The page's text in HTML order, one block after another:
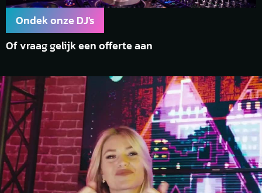
Ondek onze DJ's
Of vraag gelijk een offerte aan